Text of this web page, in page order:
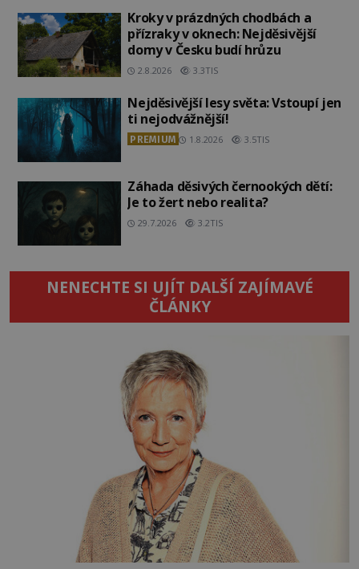
Kroky v prázdných chodbách a
přízraky v oknech: Nejděsivější
domy v Česku budí hrůzu
2.8.2026 3.3TIS
Nejděsivější lesy světa: Vstoupí jen
ti nejodvážnější!
PREMIUM 1.8.2026 3.5TIS
Záhada děsivých černookých dětí:
Je to žert nebo realita?
29.7.2026 3.2TIS
NENECHTE SI UJÍT DALŠÍ ZAJÍMAVÉ
ČLÁNKY